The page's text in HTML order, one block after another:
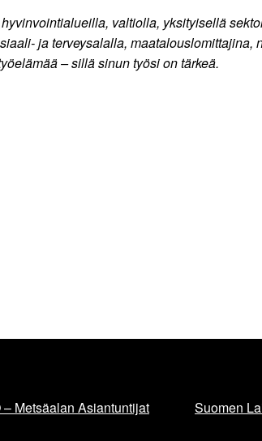
valtiolla, yksityisellä
ja terveysalalla, maatalouslomittajina,
– sillä sinun työsi on tärkeä.
– Metsäalan Asiantuntijat Suomen